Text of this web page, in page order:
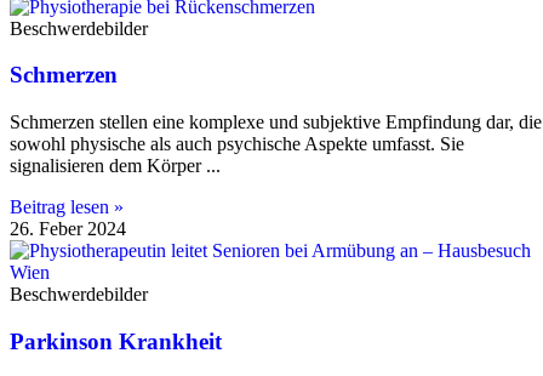
Beschwerdebilder
Schmerzen
Schmerzen stellen eine komplexe und subjektive Empfindung dar, die
sowohl physische als auch psychische Aspekte umfasst. Sie
signalisieren dem Körper
Beitrag lesen »
26. Feber 2024
Beschwerdebilder
Parkinson Krankheit